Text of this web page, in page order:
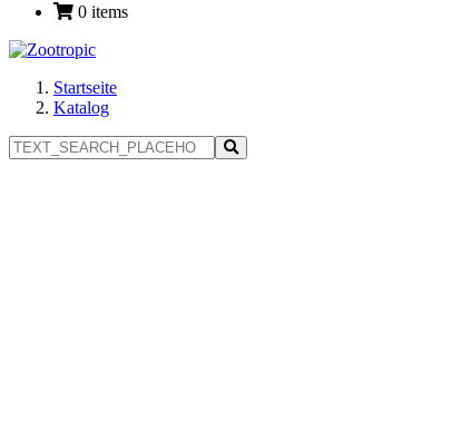
0 items
Startseite
Katalog